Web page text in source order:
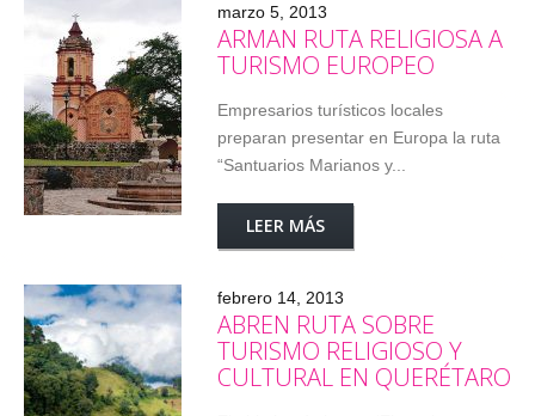
marzo 5, 2013
ARMAN RUTA RELIGIOSA A
TURISMO EUROPEO
Empresarios turísticos locales
preparan presentar en Europa la ruta
“Santuarios Marianos y...
LEER MÁS
febrero 14, 2013
ABREN RUTA SOBRE
TURISMO RELIGIOSO Y
CULTURAL EN QUERÉTARO